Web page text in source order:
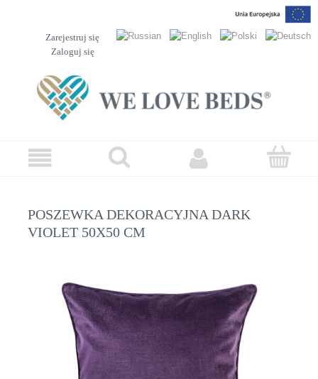
Zarejestruj się
Zaloguj się
POSZEWKA DEKORACYJNA DARK
VIOLET 50X50 CM